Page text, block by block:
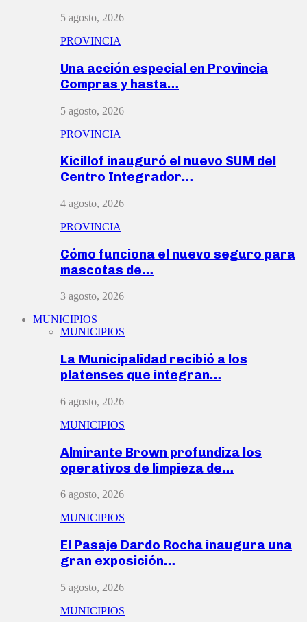
5 agosto, 2026
PROVINCIA
Una acción especial en Provincia
Compras y hasta…
5 agosto, 2026
PROVINCIA
Kicillof inauguró el nuevo SUM del
Centro Integrador…
4 agosto, 2026
PROVINCIA
Cómo funciona el nuevo seguro para
mascotas de…
3 agosto, 2026
MUNICIPIOS
MUNICIPIOS
La Municipalidad recibió a los
platenses que integran…
6 agosto, 2026
MUNICIPIOS
Almirante Brown profundiza los
operativos de limpieza de…
6 agosto, 2026
MUNICIPIOS
El Pasaje Dardo Rocha inaugura una
gran exposición…
5 agosto, 2026
MUNICIPIOS